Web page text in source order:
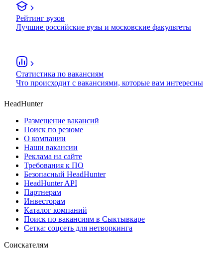
Рейтинг вузов
Лучшие российские вузы и московские факультеты
Статистика по вакансиям
Что происходит с вакансиями, которые вам интересны
HeadHunter
Размещение вакансий
Поиск по резюме
О компании
Наши вакансии
Реклама на сайте
Требования к ПО
Безопасный HeadHunter
HeadHunter API
Партнерам
Инвесторам
Каталог компаний
Поиск по вакансиям в Сыктывкаре
Сетка: соцсеть для нетворкинга
Соискателям